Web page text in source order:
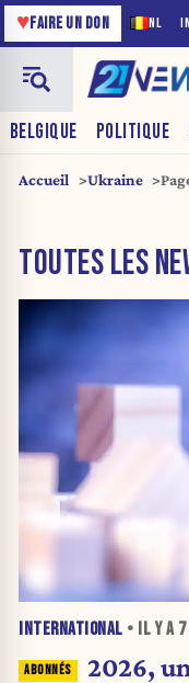
NL
♥FAIRE UN DON
BELGIQUE POLITIQUE
Accueil Ukraine
TOUTES LES
INTERNATIONAL • IL Y A
2026,